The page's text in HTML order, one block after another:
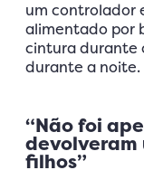
um controlador
alimentado por
cintura durante
durante a noite.
“Não foi
devolveram
filhos”